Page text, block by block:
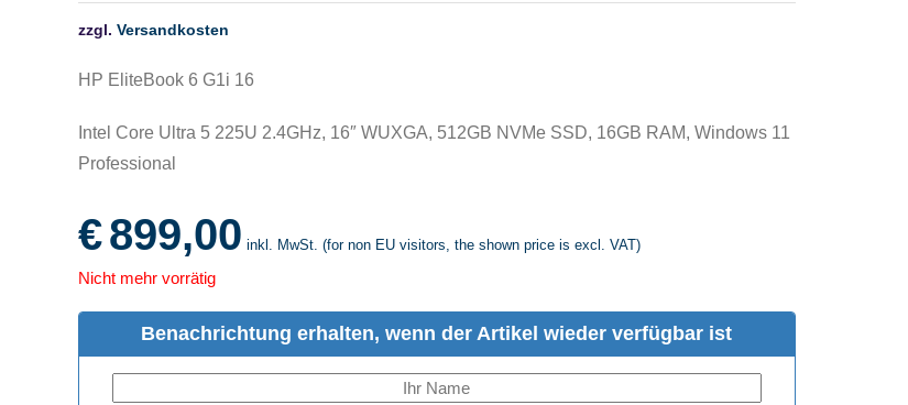
zzgl. Versandkosten
HP EliteBook 6 G1i 16
Intel Core Ultra 5 225U 2.4GHz, 16″ WUXGA, 512GB NVMe SSD, 16GB RAM, Windows 11
Professional
€899,00 inkl. MwSt. (for non EU visitors, the shown price is excl. VAT)
Nicht mehr vorrätig
Benachrichtung erhalten, wenn der Artikel wieder verfügbar ist